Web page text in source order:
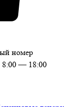
номер
8:00 — 18:00